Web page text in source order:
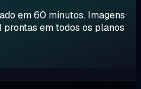
em 60 minutos. Imagens
prontas em todos os planos